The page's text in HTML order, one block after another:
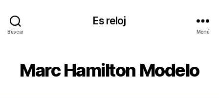
Buscar
Es reloj
Menú
Marc Hamilton Modelo